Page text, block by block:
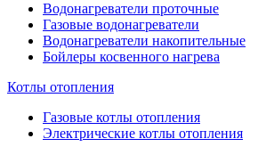
Водонагреватели проточные
Газовые водонагреватели
Водонагреватели накопительные
Бойлеры косвенного нагрева
Котлы отопления
Газовые котлы отопления
Электрические котлы отопления